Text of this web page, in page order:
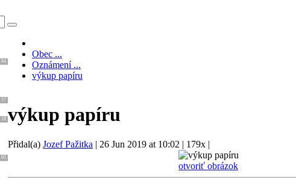
84
57
18
95
Obec ...
Oznámení ...
výkup papíru
výkup papíru
Přidal(a) Jozef Pažitka | 26 Jun 2019 at 10:02 | 179x |
otvoriť obrázok